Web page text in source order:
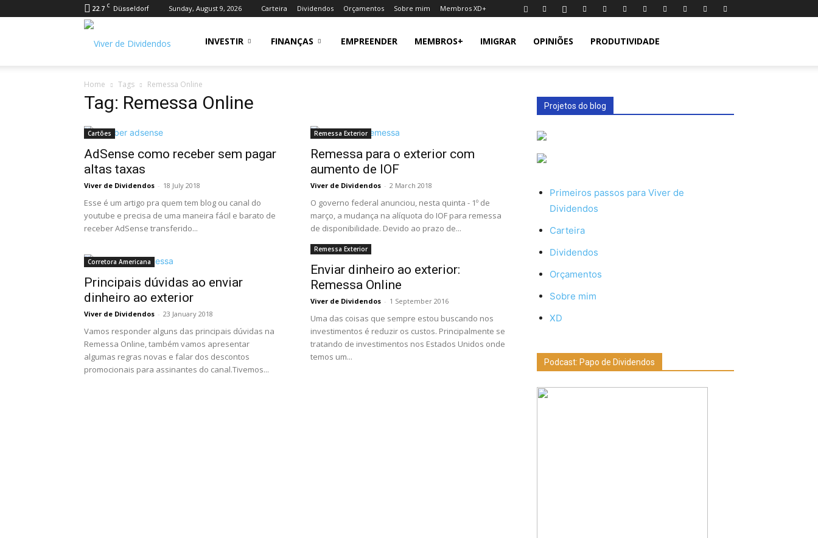
22.7 C Düsseldorf Sunday, August 9, 2026 Carteira Dividendos Orçamentos Sobre mim Membros XD+
de
INVESTIR FINANÇAS EMPREENDER MEMBROS+ IMIGRAR OPINIÕES PRODUTIVIDADE
Home Tags Remessa Online
Tag: Remessa Online
Cartões
AdSense como receber sem pagar
altas taxas
Viver de Dividendos - 18 July 2018
Esse é um artigo pra quem tem blog ou canal do
youtube e precisa de uma maneira fácil e barato de
receber AdSense transferido...
Remessa Exterior
Remessa para o exterior com
aumento de IOF
Viver de Dividendos - 2 March 2018
O governo federal anunciou, nesta quinta - 1º de
março, a mudança na alíquota do IOF para remessa
de disponibilidade. Devido ao prazo de...
Corretora Americana
Principais dúvidas ao enviar
dinheiro ao exterior
Viver de Dividendos - 23 January 2018
Vamos responder alguns das principais dúvidas na
Remessa Online, também vamos apresentar
algumas regras novas e falar dos descontos
promocionais para assinantes do canal.Tivemos...
Remessa Exterior
Enviar dinheiro ao exterior:
Remessa Online
Viver de Dividendos - 1 September 2016
Uma das coisas que sempre estou buscando nos
investimentos é reduzir os custos. Principalmente se
tratando de investimentos nos Estados Unidos onde
temos um...
Projetos do blog
Primeiros passos para Viver de
Dividendos
Carteira
Dividendos
Orçamentos
Sobre mim
XD
Podcast: Papo de Dividendos